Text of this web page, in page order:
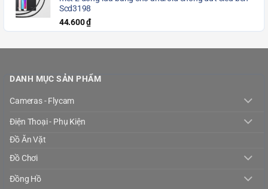
Scd3198
44.600₫
DANH MỤC SẢN PHẨM
Cameras - Flycam
Điện Thoại - Phụ Kiện
Đồ Ăn Vặt
Đồ Chơi
Đồng Hồ